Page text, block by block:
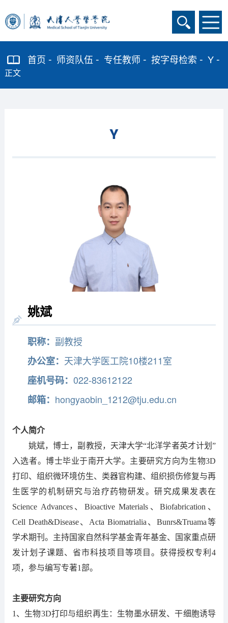
首页 师资队伍 专任教师 按字母检索 Y
正文
Y
姚斌
职称： 副教授
办公室： 天津大学医工院10楼211室
座机号码： 022-83612122
邮箱： hongyaobin_1212@tju.edu.cn
个人简介
姚斌，博士，副教授，天津大学“北洋学者英才计划”
入选者。博士毕业于南开大学。主要研究方向为生物3D
打印、组织微环境仿生、类器官构建、组织损伤修复与再
生医学的机制研究与治疗药物研发。研究成果发表在
Science Advances、Bioactive Materials、Biofabrication、
Cell Death&Disease、Acta Biomatrialia、Bunrs&Truama等
学术期刊。主持国家自然科学基金青年基金、国家重点研
发计划子课题、省市科技项目等项目。获得授权专利4
项，参与编写专著1部。
主要研究方向
1、生物3D打印与组织再生：生物墨水研发、干细胞诱导